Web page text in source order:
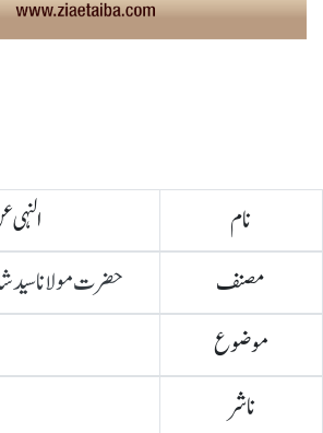
النہی
نام
حضرت مولانا
مصنف
موضوع
ناشر